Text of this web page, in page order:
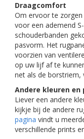
Draagcomfort
Om ervoor te zorgen
voor een ademend
schouderbanden
pasvorm. Het
voorzien van
op uw lijf af te
net als de borstriem,
Andere kleuren en
Liever een andere
kijkje bij de andere
pagina vindt u
verschillende prints